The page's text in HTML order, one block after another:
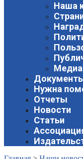
Наша
Нужна
Отчеты
Новости
Статьи